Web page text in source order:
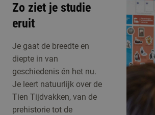
Zo ziet je studie
eruit
Je gaat de breedte en
diepte in van
geschiedenis én het nu.
Je leert natuurlijk over de
Tien Tijdvakken, van de
prehistorie tot de